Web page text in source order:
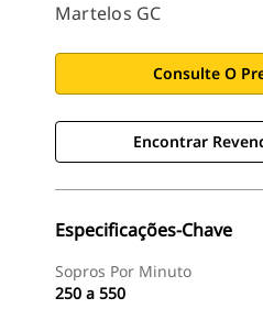
Martelos GC
Consulte O
Encontrar
Especificações-Chave
Sopros Por Minuto
250 a 550